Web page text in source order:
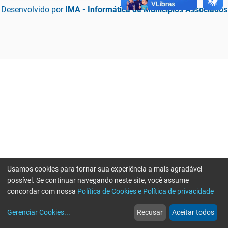
Desenvolvido por IMA - Informática de Municípios Associados
web
Notícias
more_horiz
Mais
Usamos cookies para tornar sua experiência a mais agradável
possível. Se continuar navegando neste site, você assume
concordar com nossa Política de Cookies e Política de privacidade
Gerenciar Cookies... Recusar Aceitar todos
Erro ao enviar informações, por favor tente novamente